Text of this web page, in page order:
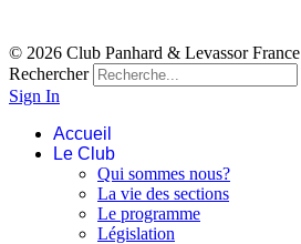
© 2026 Club Panhard & Levassor France
Rechercher
Sign In
Accueil
Le Club
Qui sommes nous?
La vie des sections
Le programme
Législation